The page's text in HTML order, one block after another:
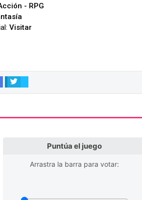
- RPG
Visitar
Puntúa el juego
Arrastra la barra para votar: